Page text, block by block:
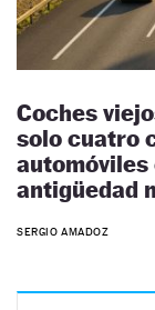
Coches
solo cuatro
automóviles
antigüedad
SERGIO AMADOZ